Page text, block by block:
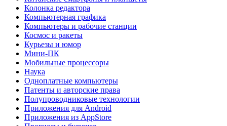
Колонка редактора
Компьютерная графика
Компьютеры и рабочие станции
Космос и ракеты
Курьезы и юмор
Мини-ПК
Мобильные процессоры
Наука
Одноплатные компьютеры
Патенты и авторские права
Полупроводниковые технологии
Приложения для Android
Приложения из AppStore